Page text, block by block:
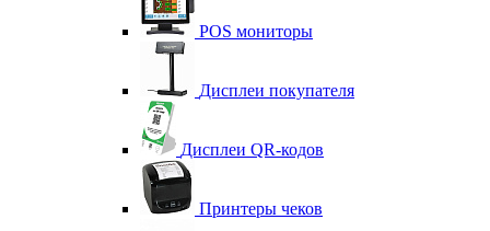
POS мониторы
Дисплеи покупателя
Дисплеи QR-кодов
Принтеры чеков